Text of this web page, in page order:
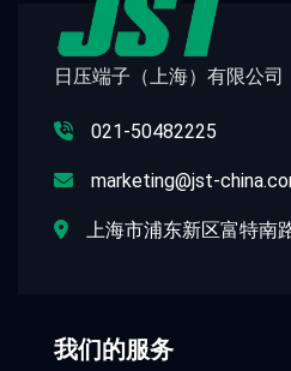
日压端子（上海）有限公司
021-50482225
marketing@jst-
上海市浦东新区富特南
我们的服务